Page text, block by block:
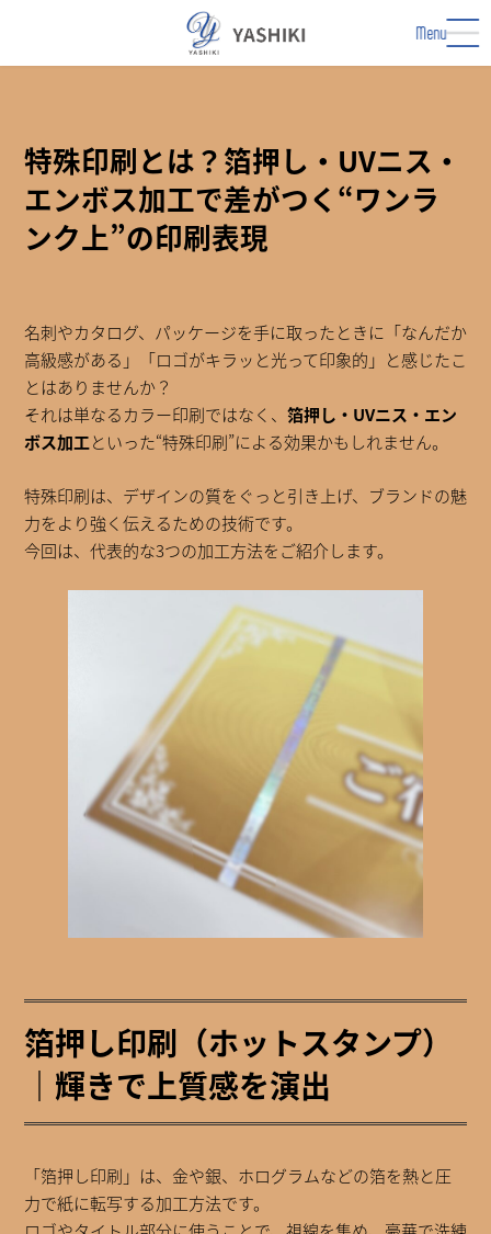
Menu
特殊印刷とは？箔押し・UVニス・
エンボス加工で差がつく“ワンラ
ンク上”の印刷表現
名刺やカタログ、パッケージを手に取ったときに「なんだか
高級感がある」「ロゴがキラッと光って印象的」と感じたこ
とはありませんか？
それは単なるカラー印刷ではなく、 箔押し・UVニス・エン
ボス加工といった“特殊印刷”による効果かもしれません。
特殊印刷は、デザインの質をぐっと引き上げ、ブランドの魅
力をより強く伝えるための技術です。
今回は、代表的な3つの加工方法をご紹介します。
箔押し印刷（ホットスタンプ）
｜輝きで上質感を演出
「箔押し印刷」は、金や銀、ホログラムなどの箔を熱と圧
力で紙に転写する加工方法です。